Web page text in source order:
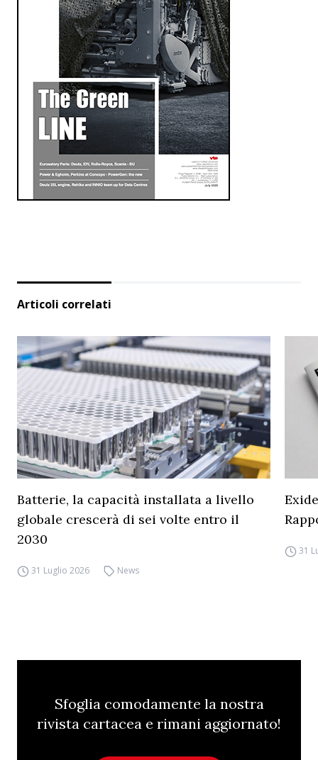
Articoli correlati
Batterie, la capacità installata a livello
globale crescerà di sei volte entro il
2030
31 Luglio 2026 News
31
Sfoglia comodamente la nostra
rivista cartacea e rimani aggiornato!